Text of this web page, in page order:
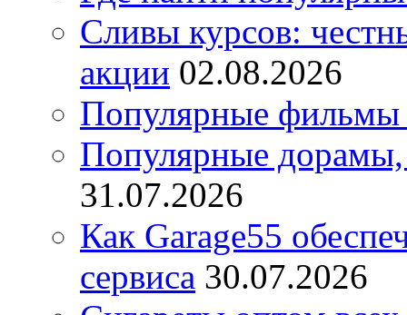
Сливы курсов:
акции 02.08.2026
Популярные фильмы
Популярные дорамы,
31.07.2026
Как Garage55
сервиса 30.07.2026